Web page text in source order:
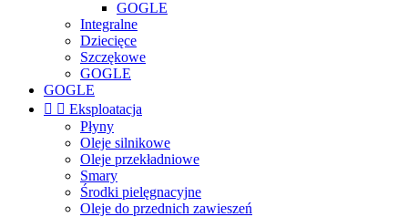
GOGLE
Integralne
Dziecięce
Szczękowe
GOGLE
GOGLE
  Eksploatacja
Płyny
Oleje silnikowe
Oleje przekładniowe
Smary
Środki pielęgnacyjne
Oleje do przednich zawieszeń